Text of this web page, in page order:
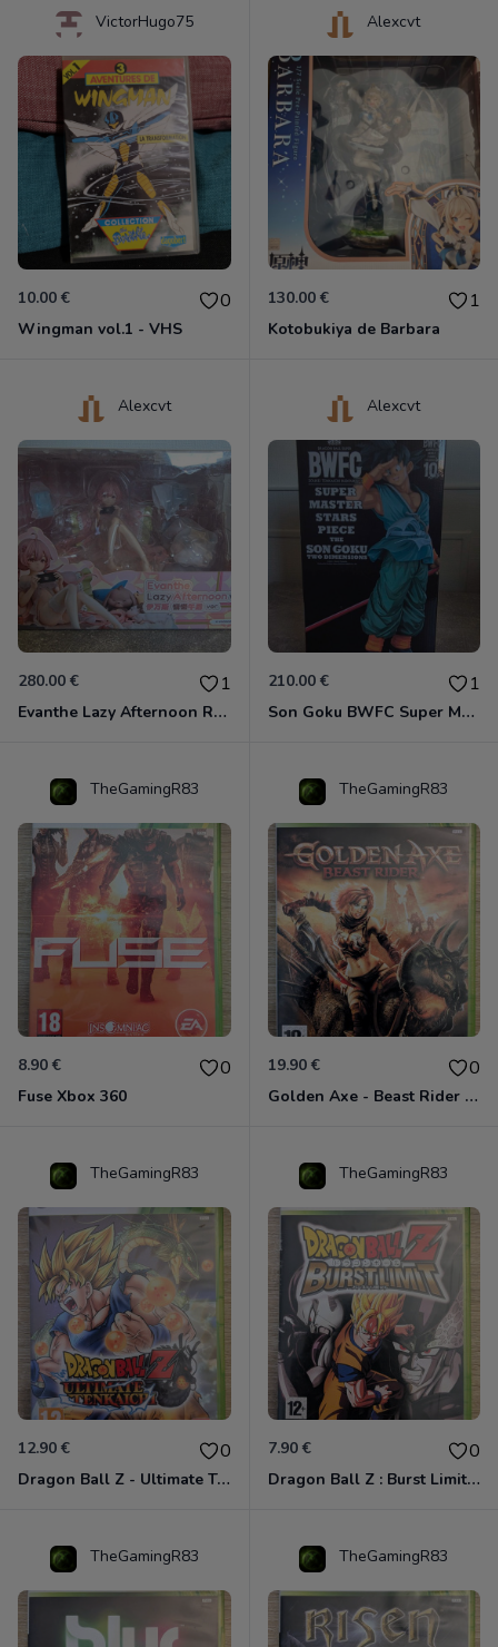
VictorHugo75
10.00 € 0
Wingman vol.1 - VHS
Alexcvt
130.00 € 1
Kotobukiya de Barbara
Alexcvt
280.00 € 1
Evanthe Lazy Afternoon Red Pride of Eden
Alexcvt
210.00 € 1
Son Goku BWFC Super Master Stars
TheGamingR83
8.90 € 0
Fuse Xbox 360
TheGamingR83
19.90 € 0
Golden Axe - Beast Rider Xbox 360
TheGamingR83
12.90 € 0
Dragon Ball Z - Ultimate Tenkaichi Xbox 360
TheGamingR83
7.90 € 0
Dragon Ball Z : Burst Limit Xbox 360
TheGamingR83 TheGamingR83